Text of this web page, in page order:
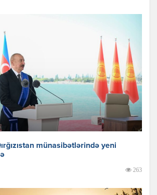
münasibətlərində yeni
263